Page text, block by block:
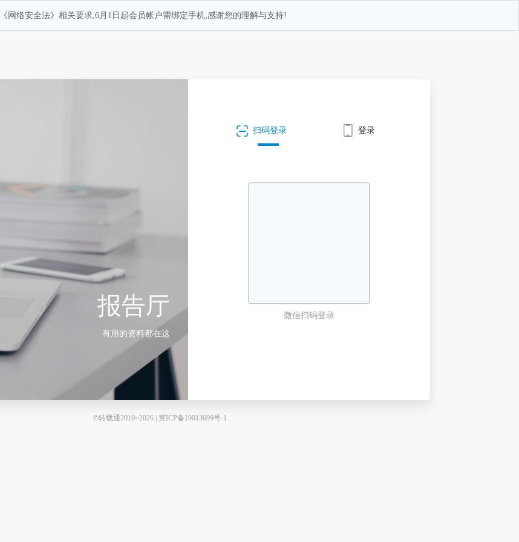
网络安全法》相关要求,6月1日起会员帐户需绑定手机,感谢您的理解与支持!
报告厅
有用的资料都在这
扫码登录 登录
微信扫码登录
©转载通2019~2026 | 冀ICP备19013699号-1